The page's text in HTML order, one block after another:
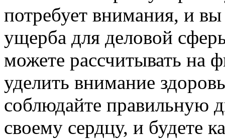
потребует внимания, и
ущерба для деловой
можете рассчитывать на
уделить внимание
соблюдайте правильную
своему сердцу, и будете